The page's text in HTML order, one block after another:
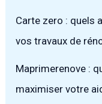
Carte zero : quels
vos travaux de
Maprimerenove :
maximiser votre